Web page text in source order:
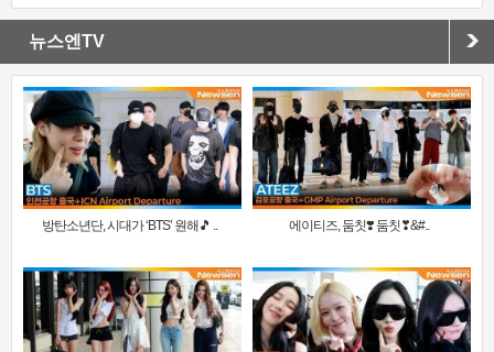
뉴스엔TV
방탄소년단, 시대가 ‘BTS’ 원해🎵 .. 에이티즈, 둠칫❣️ 둠칫❣&#..